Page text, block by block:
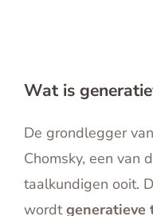
Wat is
De grondlegger
Chomsky, een van
taalkundigen ooit.
wordtgeneratieve